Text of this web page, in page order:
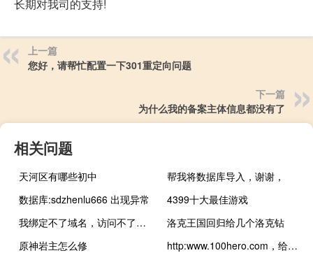
长期对我司的支持!
上一篇
您好，请帮忙配置一下301重定向问题
下一篇
为什么我的备案主体信息都没有了
相关问题
天河区有哪些初中
帮我将数据库导入，谢谢，
数据库:sdzhenlu666 出现异常
4399十大最佳游戏
我绑定不了域名，访问不了网站，我怎么做网站内容呢？
洛克王国回归给几个洛克钻
原神岩主怎么修
http:www.100hero.com，给我回复一下这个站